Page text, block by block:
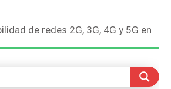
de redes 2G, 3G, 4G y 5G en